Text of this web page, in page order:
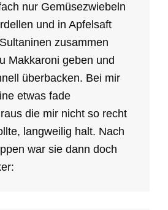
nur Gemüsezwiebeln
und in Apfelsaft
zusammen
Makkaroni geben und
überbacken. Bei mir
etwas fade
die mir nicht so recht
langweilig halt. Nach
war sie dann doch